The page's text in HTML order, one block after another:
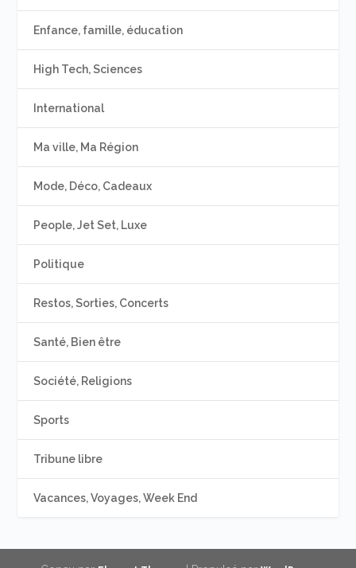
Enfance, famille, éducation
High Tech, Sciences
International
Ma ville, Ma Région
Mode, Déco, Cadeaux
People, Jet Set, Luxe
Politique
Restos, Sorties, Concerts
Santé, Bien être
Société, Religions
Sports
Tribune libre
Vacances, Voyages, Week End